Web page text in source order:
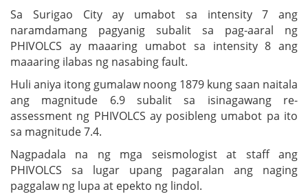
Sa Surigao City ay umabot sa intensity 7 ang
naramdamang pagyanig subalit sa pag-aaral ng
PHIVOLCS ay maaaring umabot sa intensity 8 ang
maaaring ilabas ng nasabing fault.
Huli aniya itong gumalaw noong 1879 kung saan naitala
ang magnitude 6.9 subalit sa isinagawang re-
assessment ng PHIVOLCS ay posibleng umabot pa ito
sa magnitude 7.4.
Nagpadala na ng mga seismologist at staff ang
PHIVOLCS sa lugar upang pagaralan ang naging
paggalaw ng lupa at epekto ng lindol.